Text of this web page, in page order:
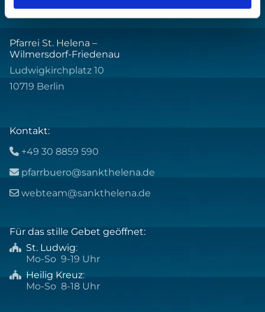
Pfarrei St. Helena –
Wilmersdorf-Friedenau
Ludwigkirchplatz 10
10719 Berlin
Kontakt:
 +49 30 8859 590
 pfarrbuero@sankthelena.de
 webteam@sankthelena.de
Für das stille Gebet geöffnet:
 St. Ludwig:
Mo-So 9-19 Uhr
 Heilig Kreuz:
Mo-So 8-18 Uhr